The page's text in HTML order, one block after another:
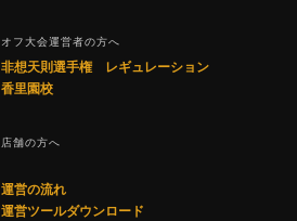
オフ大会運営者の方へ
非想天則選手権 レギュレーション
香里園校
店舗の方へ
運営の流れ
運営ツールダウンロード